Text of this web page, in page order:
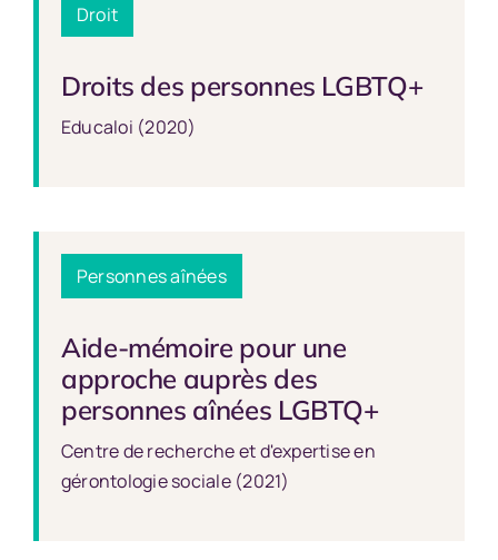
Droit
Droits des personnes LGBTQ+
Educaloi (2020)
Personnes aînées
Aide-mémoire pour une
approche auprès des
personnes aînées LGBTQ+
Centre de recherche et d'expertise en
gérontologie sociale (2021)